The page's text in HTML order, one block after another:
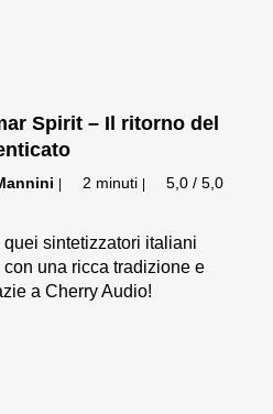
Spirit – Il ritorno del
2 minuti 5,0 / 5,0
quei sintetizzatori italiani
una ricca tradizione e
a Cherry Audio!